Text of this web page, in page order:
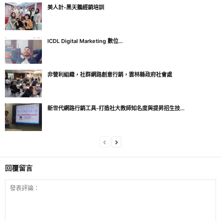
美人計-黑天鵝經銷培訓
ICDL Digital Marketing 數位...
非營利組織，社群網路創意行銷，雲林縣政府社會處
新世代網路行銷工具-打造社大教師知名度與提昇招生技...
回覆留言